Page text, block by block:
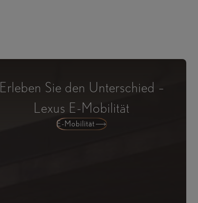
Erleben Sie den Unterschied –
Lexus E-Mobilität
E-Mobilität